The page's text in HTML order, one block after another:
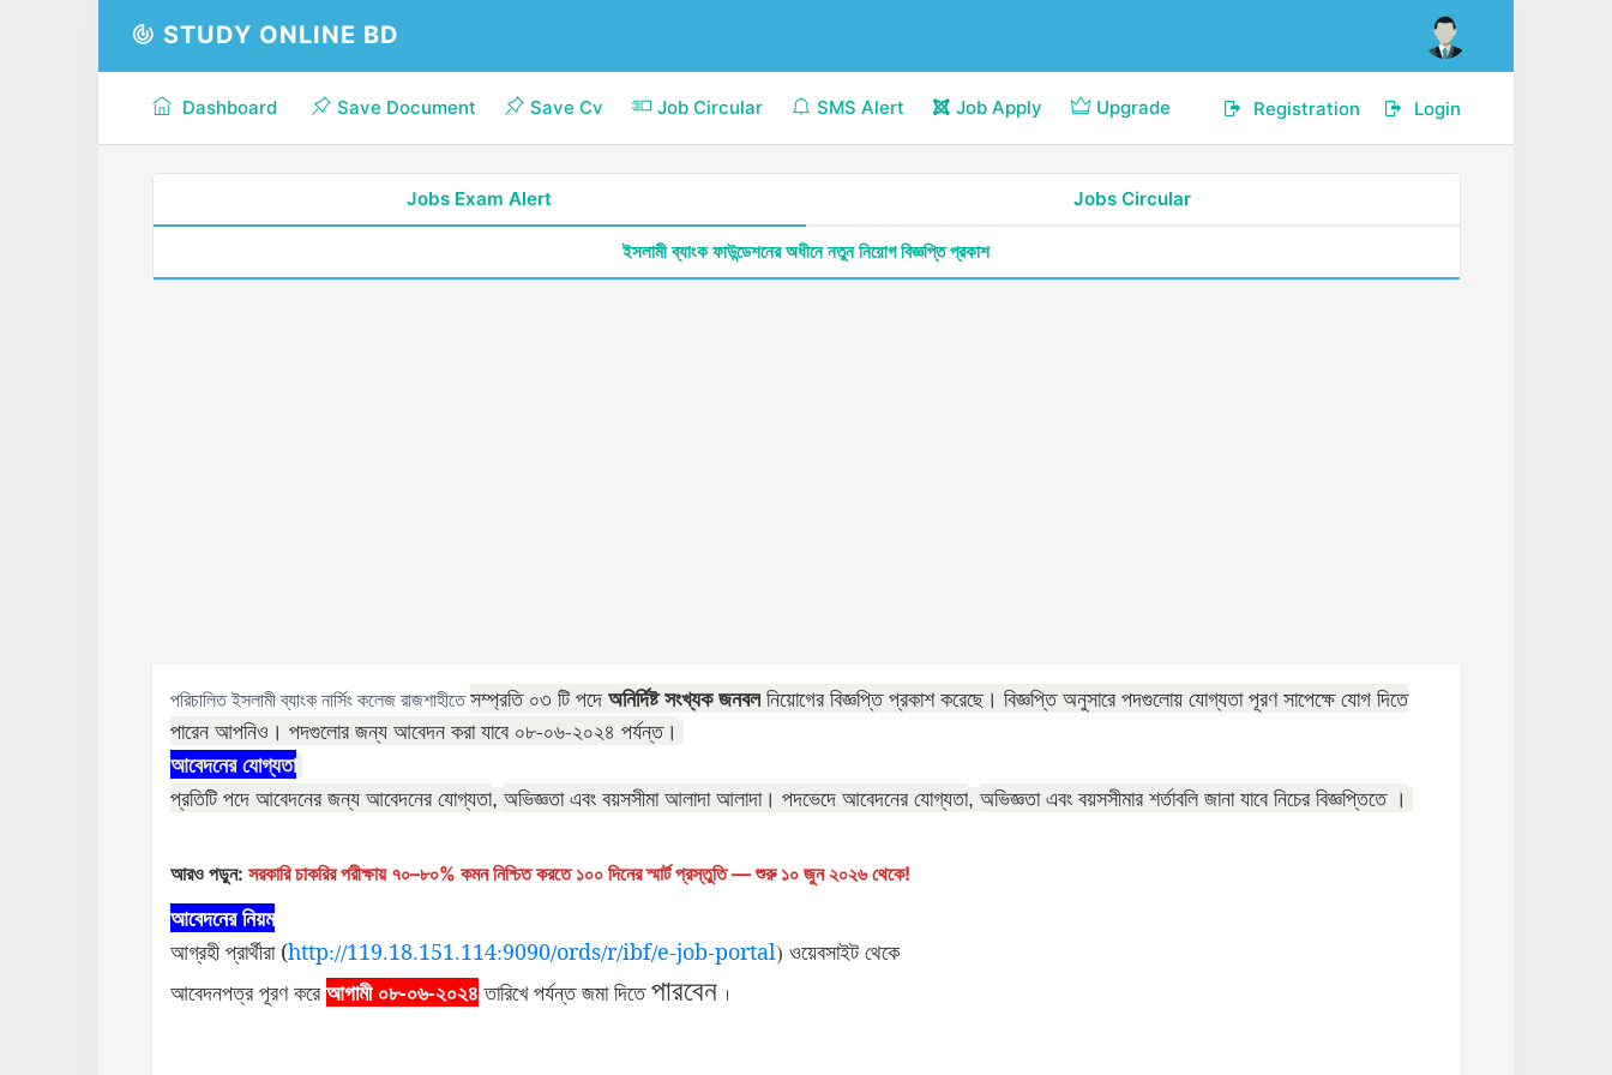
STUDY ONLINE BD
Dashboard Save Document Save Cv Job Circular SMS Alert Job Apply Upgrade Login
Registration
Jobs Exam Alert Jobs Circular
ইসলামী ব্যাংক ফাউন্ডেশনের অধীনে নতুন নিয়োগ বিজ্ঞপ্তি প্রকাশ
পরিচালিত ইসলামী ব্যাংক নার্সিং কলেজ রাজশাহীতেসম্প্রতি ০৩ টি পদে অনির্দিষ্ট সংখ্যক জনবলনিয়োগের বিজ্ঞপ্তি প্রকাশ করেছে। বিজ্ঞপ্তি অনুসারে পদগুলোয় যোগ্যতা পূরণ সাপেক্ষে যোগ দিতে
পারেন আপনিও। পদগুলোর জন্য আবেদন করা যাবে ০৮-০৬-২০২৪ পর্যন্ত।
আবেদনের যোগ্যতা
প্রতিটি পদে আবেদনের জন্য আবেদনের যোগ্যতা, অভিজ্ঞতা এবং বয়সসীমা আলাদা আলাদা। পদভেদে আবেদনের যোগ্যতা, অভিজ্ঞতা এবং বয়সসীমার শর্তাবলি জানা যাবে নিচের বিজ্ঞপ্তিতে ।
আরও পড়ুন: সরকারি চাকরির পরীক্ষায় ৭০–৮০% কমন নিশ্চিত করতে ১০০ দিনের স্মার্ট প্রস্তুতি — শুরু ১০ জুন ২০২৬ থেকে!
আবেদনের নিয়ম
আগ্রহী প্রার্থীরা (http://119.18.151.114:9090/ords/r/ibf/e-job-portal) ওয়েবসাইট থেকে
আবেদনপত্র পূরণ করে আগামী ০৮-০৬-২০২৪ তারিখে পর্যন্ত জমা দিতেপারবেন।